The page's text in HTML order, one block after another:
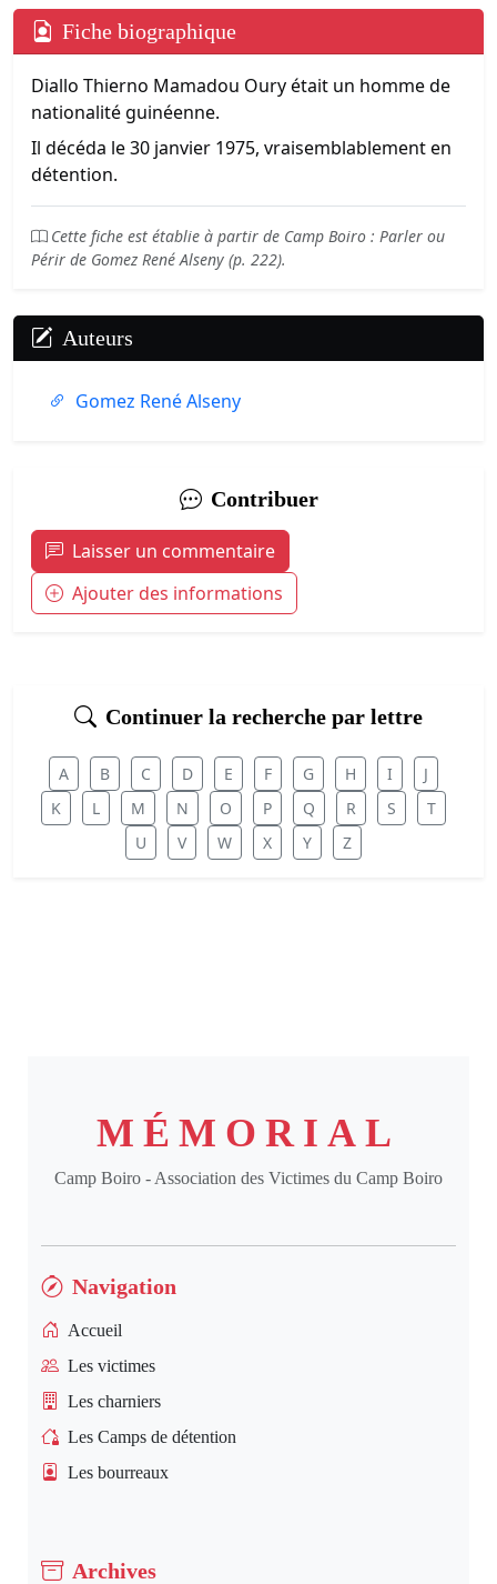
Fiche biographique
Diallo Thierno Mamadou Oury était un homme de
nationalité guinéenne.
Il décéda le 30 janvier 1975, vraisemblablement en
détention.
Cette fiche est établie à partir de Camp Boiro : Parler ou
Périr de Gomez René Alseny (p. 222).
Auteurs
Gomez René Alseny
Contribuer
Laisser un commentaire
Ajouter des informations
Continuer la recherche par lettre
A B C D E F G H I
J
K
L M N O P Q R S
T
U
V W X Y Z
MÉMORIAL
Camp Boiro - Association des Victimes du Camp Boiro
Navigation
Accueil
Les victimes
Les charniers
Les Camps de détention
Les bourreaux
Archives